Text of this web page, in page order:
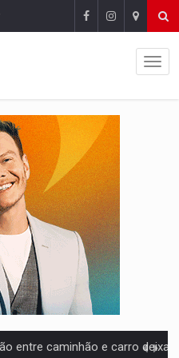
caminhão e carro deixa quatro mortos e um em